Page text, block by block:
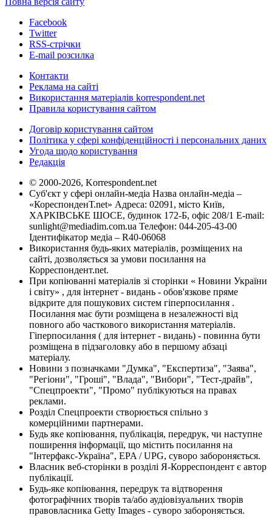
Facebook
Twitter
RSS-стрічки
E-mail розсилка
Контакти
Реклама на сайті
Використання матеріалів korrespondent.net
Правила користування сайтом
Договір користування сайтом
Політика у сфері конфіденційності і персональних даних
Угода щодо користування
Редакція
© 2000-2026, Korrespondent.net
Суб'єкт у сфері онлайн-медіа Назва онлайн-медіа –
«КореспонденТ.net» Адреса: 02091, місто Київ,
ХАРКІВСЬКЕ ШОСЕ, будинок 172-Б, офіс 208/1 E-mail:
sunlight@mediadim.com.ua Телефон: 044-205-43-00
Ідентифікатор медіа – R40-06068
Використання будь-яких матеріалів, розміщених на
сайті, дозволяється за умови посилання на
Корреспондент.net.
При копіюванні матеріалів зі сторінки « Новини України
і світу» , для інтернет - видань - обов'язкове пряме
відкрите для пошукових систем гіперпосилання .
Посилання має бути розміщена в незалежності від
повного або часткового використання матеріалів.
Гіперпосилання ( для інтернет - видань) - повинна бути
розміщена в підзаголовку або в першому абзаці
матеріалу.
Новини з позначками "Думка", "Експертиза", "Заява",
"Регіони", "Гроші", "Влада", "Вибори", "Тест-драйв",
"Спецпроекти", "Промо" публікуються на правах
реклами.
Розділ Спецпроекти створюється спільно з
комерційними партнерами.
Будь яке копіювання, публікація, передрук, чи наступне
поширення інформації, що містить посилання на
"Інтерфакс-Україна", EPA / UPG, суворо забороняється.
Власник веб-сторінки в розділі Я-Корреспондент є автор
публікації.
Будь-яке копіювання, передрук та відтворення
фотографічних творів та/або аудіовізуальних творів
правовласника Getty Images - суворо забороняється.